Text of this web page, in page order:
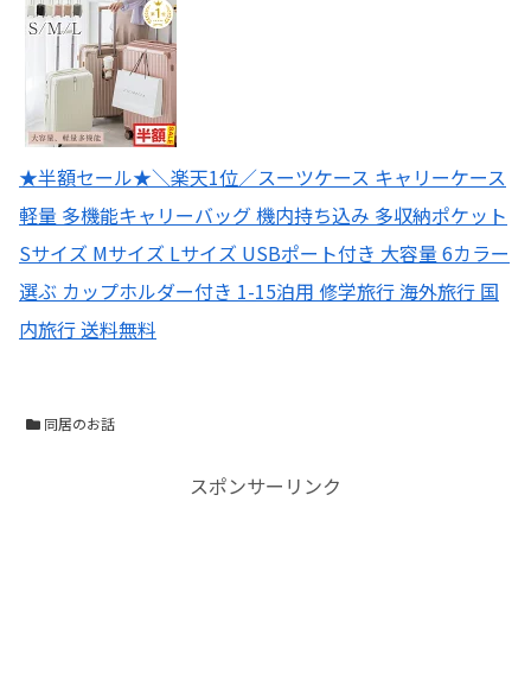
★半額セール★＼楽天1位／スーツケース キャリーケース
軽量 多機能キャリーバッグ 機内持ち込み 多収納ポケット
Sサイズ Mサイズ Lサイズ USBポート付き 大容量 6カラー
選ぶ カップホルダー付き 1-15泊用 修学旅行 海外旅行 国
内旅行 送料無料
同居のお話
スポンサーリンク